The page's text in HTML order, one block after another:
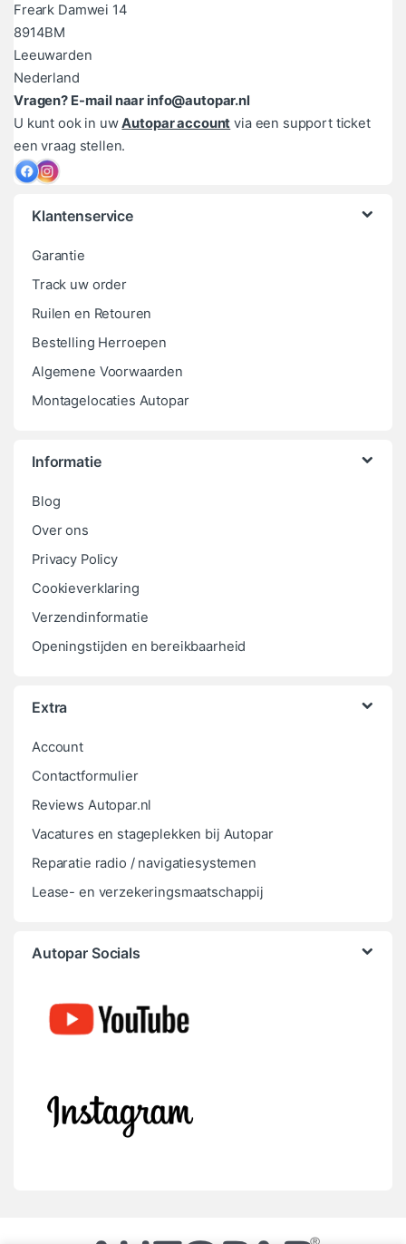
Freark Damwei 14
8914BM
Leeuwarden
Nederland
Vragen? E-mail naar info@autopar.nl
U kunt ook in uwAutopar account via een support ticket
een vraag stellen.
Klantenservice
Garantie
Track uw order
Ruilen en Retouren
Bestelling Herroepen
Algemene Voorwaarden
Montagelocaties Autopar
Informatie
Blog
Over ons
Privacy Policy
Cookieverklaring
Verzendinformatie
Openingstijden en bereikbaarheid
Extra
Account
Contactformulier
Reviews Autopar.nl
Vacatures en stageplekken bij Autopar
Reparatie radio / navigatiesystemen
Lease- en verzekeringsmaatschappij
Autopar Socials